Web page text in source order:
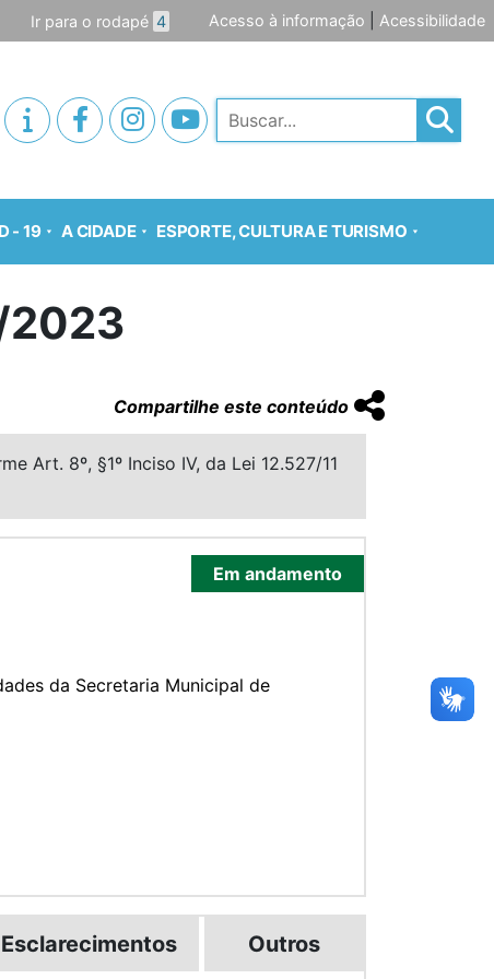
Ir para o rodapé 4 Acesso à informação Acessibilidade
Pesquisar
- 19 A CIDADE ESPORTE, CULTURA E TURISMO
2023
Compartilhe este conteúdo
Art. 8º, §1º Inciso IV, da Lei 12.527/11
Em andamento
da Secretaria Municipal de
Esclarecimentos Outros